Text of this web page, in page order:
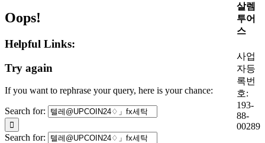
Oops!
Helpful Links:
Try again
If you want to rephrase your query, here is your chance:
Search for:
Search for:
살렘
투어
스
사업
자등
록번
호:
193-
88-
00289